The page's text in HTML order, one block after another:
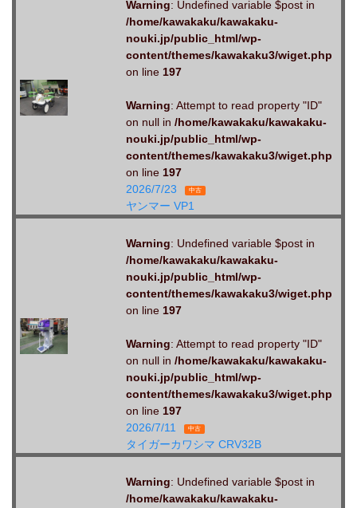
Warning: Undefined variable $post in
/home/kawakaku/kawakaku-
nouki.jp/public_html/wp-
content/themes/kawakaku3/wiget.php
on line 197
Warning: Attempt to read property "ID"
on null in /home/kawakaku/kawakaku-
nouki.jp/public_html/wp-
content/themes/kawakaku3/wiget.php
on line 197
2026/7/23
中古
ヤンマー VP1
Warning: Undefined variable $post in
/home/kawakaku/kawakaku-
nouki.jp/public_html/wp-
content/themes/kawakaku3/wiget.php
on line 197
Warning: Attempt to read property "ID"
on null in /home/kawakaku/kawakaku-
nouki.jp/public_html/wp-
content/themes/kawakaku3/wiget.php
on line 197
2026/7/11
中古
タイガーカワシマ CRV32B
Warning: Undefined variable $post in
/home/kawakaku/kawakaku-